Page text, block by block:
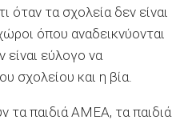
όταν τα σχολεία δεν είναι
όπου αναδεικνύονται
είναι εύλογο να
σχολείου και η βία.
τα παιδιά ΑΜΕΑ, τα παιδιά